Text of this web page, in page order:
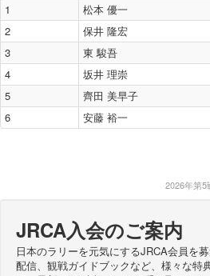
1
松本 優一
2
保井 隆宏
3
東 駿吾
4
坂井 理崇
5
齊田 美早子
6
安藤 裕一
2026年第5
JRCA入会のご案内
日本のラリーを元気にするJRCA会員を
配信、観戦ガイドブックなど、様々な特